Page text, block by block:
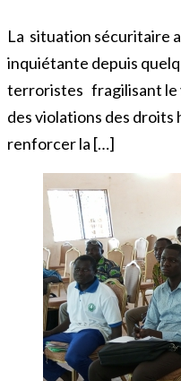
La situation sécuritaire
inquiétante depuis
terroristes fragilisant le
des violations des droits
renforcer la […]